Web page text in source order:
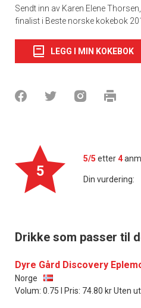
Sendt inn av Karen Elene
finalist i Beste norske kokebok
LEGG I MIN KOKEBOK
5
5/5 etter4
Din vurdering:
Drikke som passer til
Dyre Gård Discovery
Norge
Volum: 0.75 l Pris: 74.80 kr Uten